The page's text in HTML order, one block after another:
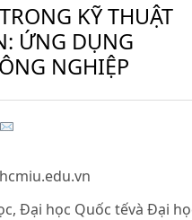
KỸ THUẬT
ỨNG DỤNG
NGHIỆP
Đại học Quốc tếvà Đại